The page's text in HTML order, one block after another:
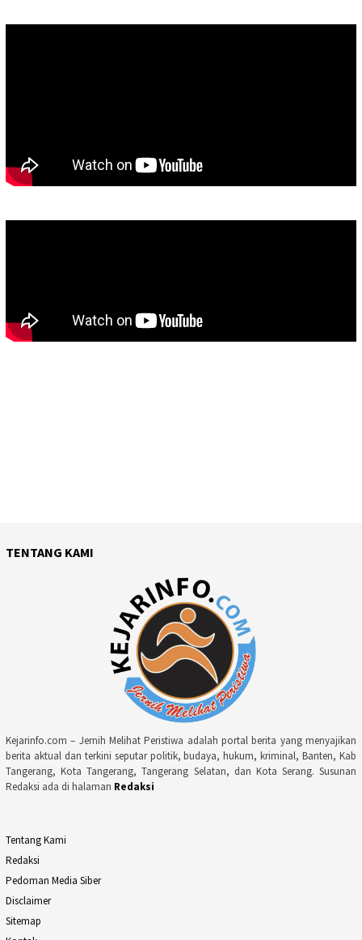
TENTANG KAMI
Kejarinfo.com – Jernih Melihat Peristiwa adalah portal berita yang menyajikan
berita aktual dan terkini seputar politik, budaya, hukum, kriminal, Banten, Kab
Tangerang, Kota Tangerang, Tangerang Selatan, dan Kota Serang. Susunan
Redaksi ada di halaman Redaksi
Tentang Kami
Redaksi
Pedoman Media Siber
Disclaimer
Sitemap